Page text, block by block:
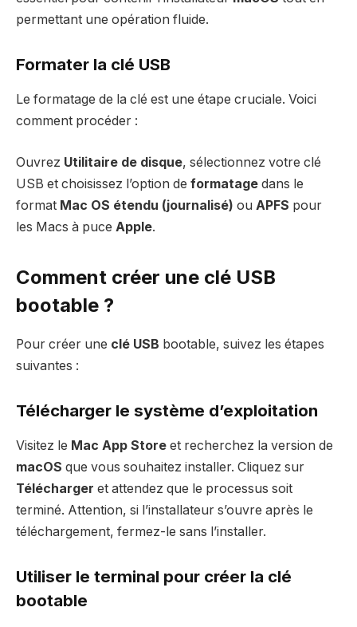
permettant une opération fluide.
Formater la clé USB
Le formatage de la clé est une étape cruciale. Voici
comment procéder :
Ouvrez Utilitaire de disque, sélectionnez votre clé
USB et choisissez l’option de formatage dans le
format Mac OS étendu (journalisé) ou APFS pour
les Macs à puce Apple.
Comment créer une clé USB
bootable ?
Pour créer une clé USB bootable, suivez les étapes
suivantes :
Télécharger le système d’exploitation
Visitez le Mac App Store et recherchez la version de
macOS que vous souhaitez installer. Cliquez sur
Télécharger et attendez que le processus soit
terminé. Attention, si l’installateur s’ouvre après le
téléchargement, fermez-le sans l’installer.
Utiliser le terminal pour créer la clé
bootable